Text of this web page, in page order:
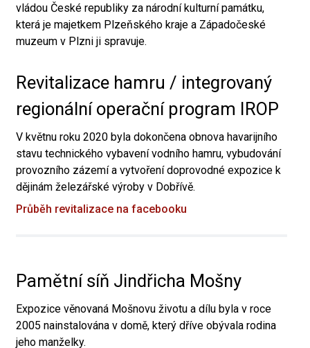
vládou České republiky za národní kulturní památku,
která je majetkem Plzeňského kraje a Západočeské
muzeum v Plzni ji spravuje.
Revitalizace hamru / integrovaný
regionální operační program IROP
V květnu roku 2020 byla dokončena obnova havarijního
stavu technického vybavení vodního hamru, vybudování
provozního zázemí a vytvoření doprovodné expozice k
dějinám železářské výroby v Dobřívě.
Průběh revitalizace na facebooku
Pamětní síň Jindřicha Mošny
Expozice věnovaná Mošnovu životu a dílu byla v roce
2005 nainstalována v domě, který dříve obývala rodina
jeho manželky.